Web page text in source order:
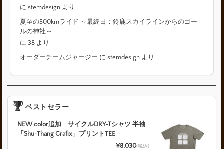
にstemdesign より
夏至の500kmライド ～最終日：鈴鹿スカイラインからのゴー
ルの神社～
に38 より
オーダーチームジャージー にstemdesign より
ベストセラー
NEW color追加 サイクルDRY-Tシャツ 半袖
「Shu-Thang Grafix」プリントTEE
¥8,030(税込)